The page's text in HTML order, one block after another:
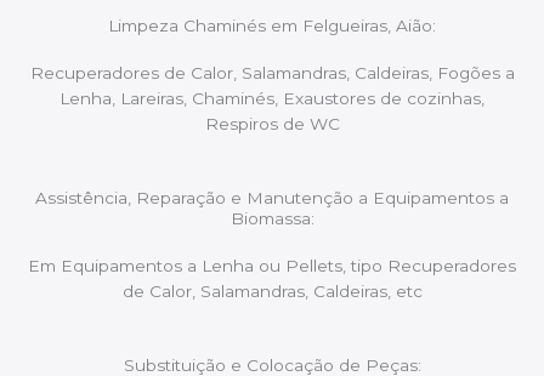
Limpeza Chaminés em Felgueiras, Aião:
Recuperadores de Calor, Salamandras, Caldeiras, Fogões a
Lenha, Lareiras, Chaminés, Exaustores de cozinhas,
Respiros de WC
Assistência, Reparação e Manutenção a Equipamentos a
Biomassa:
Em Equipamentos a Lenha ou Pellets, tipo Recuperadores
de Calor, Salamandras, Caldeiras, etc
Substituição e Colocação de Peças: